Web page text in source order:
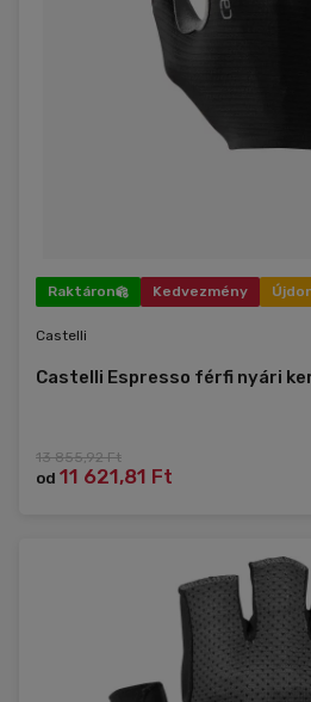
Raktáron Kedvezmény
Castelli
Castelli Espresso férfi nyári
13 855,92 Ft
od 11 621,81 Ft